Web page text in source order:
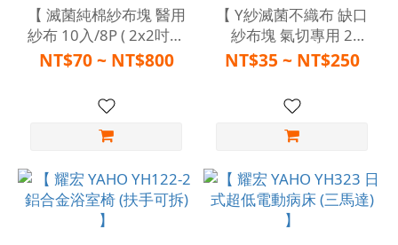
【 滅菌純棉紗布塊 醫用
紗布 10入/8P ( 2x2吋、
3x3吋、4x4吋 ) (如遇缺
NT$70 ~ NT$800
【 Y紗滅菌不織布 缺口
紗布塊 氣切專用 2
入/6P ( 2x2吋、3x3
品牌隨機*) 】
NT$35 ~ NT$250